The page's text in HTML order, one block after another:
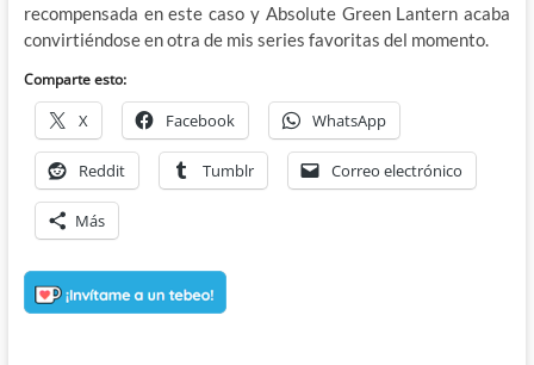
recompensada en este caso y Absolute Green Lantern acaba
convirtiéndose en otra de mis series favoritas del momento.
Comparte esto:
X Facebook WhatsApp
Reddit Tumblr Correo electrónico
Más